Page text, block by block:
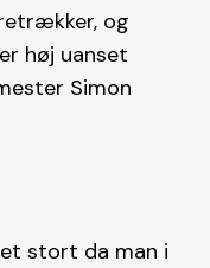
og
høj uanset
Simon
stort da man i